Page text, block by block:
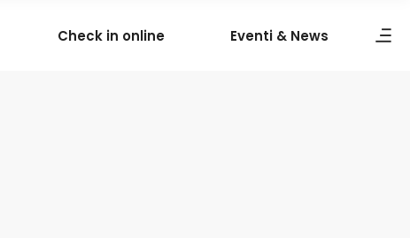
Check in online Eventi & News